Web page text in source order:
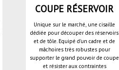
COUPE RÉSERVOIR
Unique sur le marché, une cisaille
dédiée pour découper des réservoirs
et de tôle. Equipé d'un cadre et de
mâchoires très robustes pour
supporter le grand pouvoir de coupe
et résister aux contraintes